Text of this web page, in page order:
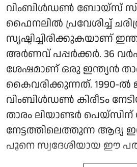
വിംബിൾഡൺ ബോയ്‌സ്
ഫൈനലിൽ പ്രവേശിച്ച്
സൃഷ്ടിച്ചിരിക്കുകയാണ്
അർണവ് പപ്പർക്കർ. 36
ശേഷമാണ് ഒരു ഇന്ത്യൻ
കൈവരിക്കുന്നത്. 1990-ൽ
വിംബിൾഡൺ കിരീടം
താരം ലിയാണ്ടർ
നേട്ടത്തിലെത്തുന്ന ആദ്യ
പൂനെ സ്വദേശിയായ ഈ